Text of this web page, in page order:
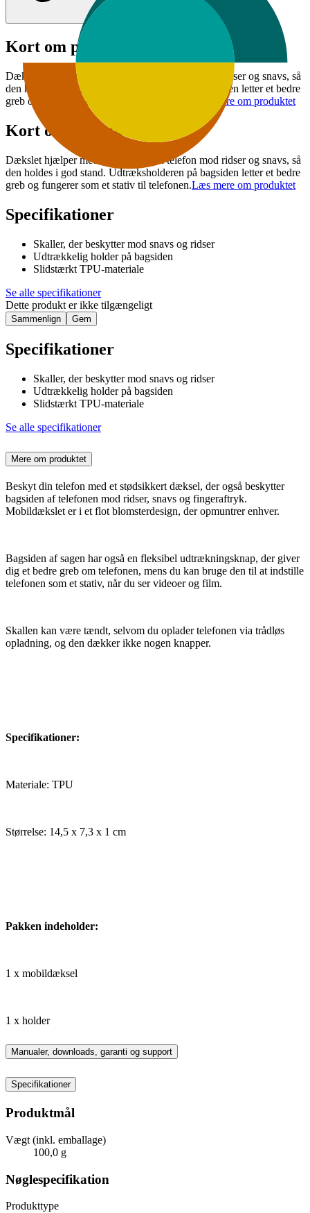
Kort om produktet
Dækslet hjælper med at beskytte din telefon mod ridser og snavs, så
den holdes i god stand. Udtræksholderen på bagsiden letter et bedre
greb og fungerer som et stativ til telefonen.
Læs mere om produktet
Kort om produktet
Dækslet hjælper med at beskytte din telefon mod ridser og snavs, så
den holdes i god stand. Udtræksholderen på bagsiden letter et bedre
greb og fungerer som et stativ til telefonen.Læs mere om produktet
Specifikationer
Skaller, der beskytter mod snavs og ridser
Udtrækkelig holder på bagsiden
Slidstærkt TPU-materiale
Se alle specifikationer
Dette produkt er ikke tilgængeligt
Sammenlign Gem
Specifikationer
Skaller, der beskytter mod snavs og ridser
Udtrækkelig holder på bagsiden
Slidstærkt TPU-materiale
Se alle specifikationer
Mere om produktet
Beskyt din telefon med et stødsikkert dæksel, der også beskytter
bagsiden af telefonen mod ridser, snavs og fingeraftryk.
Mobildækslet er i et flot blomsterdesign, der opmuntrer enhver.
Bagsiden af sagen har også en fleksibel udtrækningsknap, der giver
dig et bedre greb om telefonen, mens du kan bruge den til at indstille
telefonen som et stativ, når du ser videoer og film.
Skallen kan være tændt, selvom du oplader telefonen via trådløs
opladning, og den dækker ikke nogen knapper.
Specifikationer:
Materiale: TPU
Størrelse: 14,5 x 7,3 x 1 cm
Pakken indeholder:
1 x mobildæksel
1 x holder
Manualer, downloads, garanti og support
Specifikationer
Produktmål
Vægt (inkl. emballage)
100,0 g
Nøglespecifikation
Produkttype